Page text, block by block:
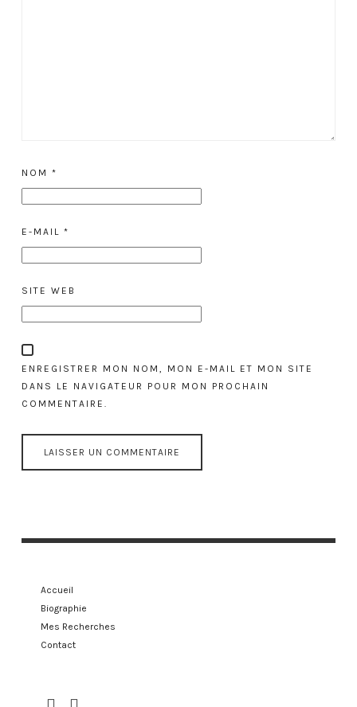
NOM *
E-MAIL *
SITE WEB
ENREGISTRER MON NOM, MON E-MAIL ET MON SITE
DANS LE NAVIGATEUR POUR MON PROCHAIN
COMMENTAIRE.
Accueil
Biographie
Mes Recherches
Contact